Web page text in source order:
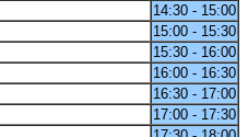
14:30 - 15:00
15:00 - 15:30
15:30 - 16:00
16:00 - 16:30
16:30 - 17:00
17:00 - 17:30